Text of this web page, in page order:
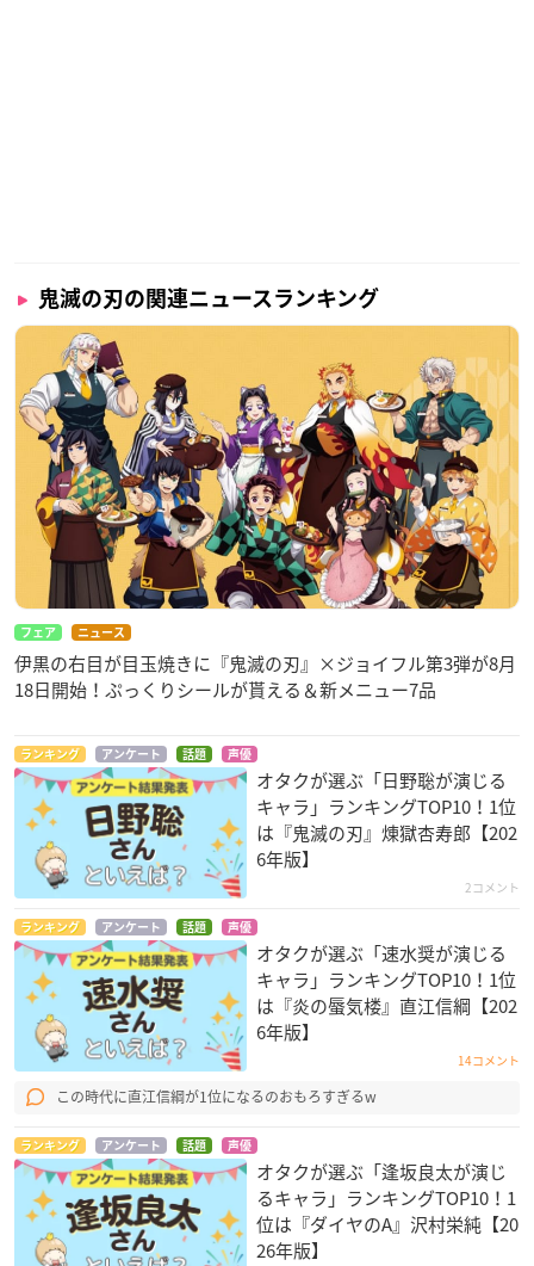
鬼滅の刃の関連ニュースランキング
フェア ニュース
伊黒の右目が目玉焼きに『鬼滅の刃』×ジョイフル第3弾が8月
18日開始！ぷっくりシールが貰える＆新メニュー7品
ランキング アンケート 話題 声優
オタクが選ぶ「日野聡が演じる
キャラ」ランキングTOP10！1位
は『鬼滅の刃』煉󠄁獄杏寿郎【202
6年版】
2コメント
ランキング アンケート 話題 声優
オタクが選ぶ「速水奨が演じる
キャラ」ランキングTOP10！1位
は『炎の蜃気楼』直江信綱【202
6年版】
14コメント
この時代に直江信綱が1位になるのおもろすぎるw
ランキング アンケート 話題 声優
オタクが選ぶ「逢坂良太が演じ
るキャラ」ランキングTOP10！1
位は『ダイヤのA』沢村栄純【20
26年版】